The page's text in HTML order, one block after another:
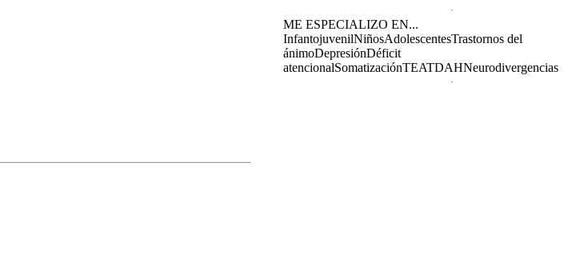
ME ESPECIALIZO EN...
InfantojuvenilNiñosAdolescentesTrastornos del
ánimoDepresiónDéficit
atencionalSomatizaciónTEATDAHNeurodivergencias